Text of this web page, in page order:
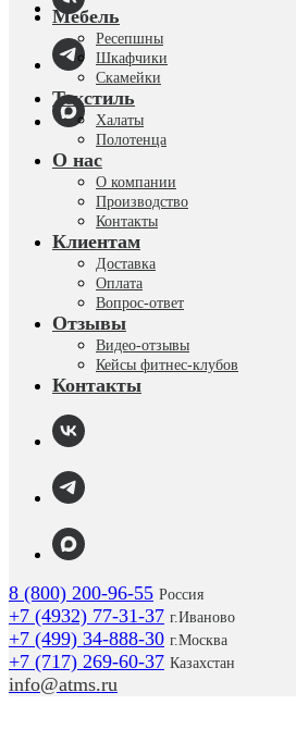
Мебель
Ресепшны
Шкафчики
Скамейки
Текстиль
Халаты
Полотенца
О нас
О компании
Производство
Контакты
Клиентам
Доставка
Оплата
Вопрос-ответ
Отзывы
Видео-отзывы
Кейсы фитнес-клубов
Контакты
8 (800) 200-96-55 Россия
+7 (4932) 77-31-37 г.Иваново
+7 (499) 34-888-30 г.Москва
+7 (717) 269-60-37 Казахстан
info@atms.ru